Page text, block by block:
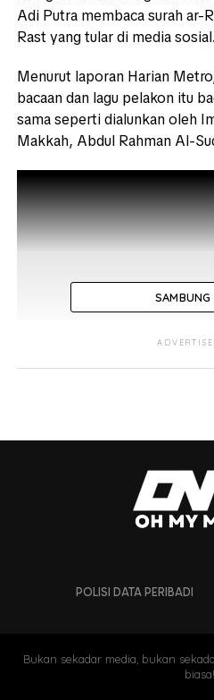
Adi Putra membaca surah ar-
Rast yang tular di media sosial.
Menurut laporan Harian
bacaan dan lagu pelakon itu
sama seperti dialunkan oleh
Makkah, Abdul Rahman Al-
SAMBUNG
POLISI DATA PERIBADI
Bukan sekadar media, bukan
biasa!